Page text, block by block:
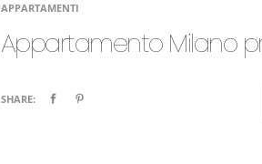
APPARTAMENTI
Appartamento Milano
SHARE: